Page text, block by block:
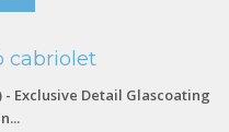
cabriolet
- Exclusive Detail Glascoating